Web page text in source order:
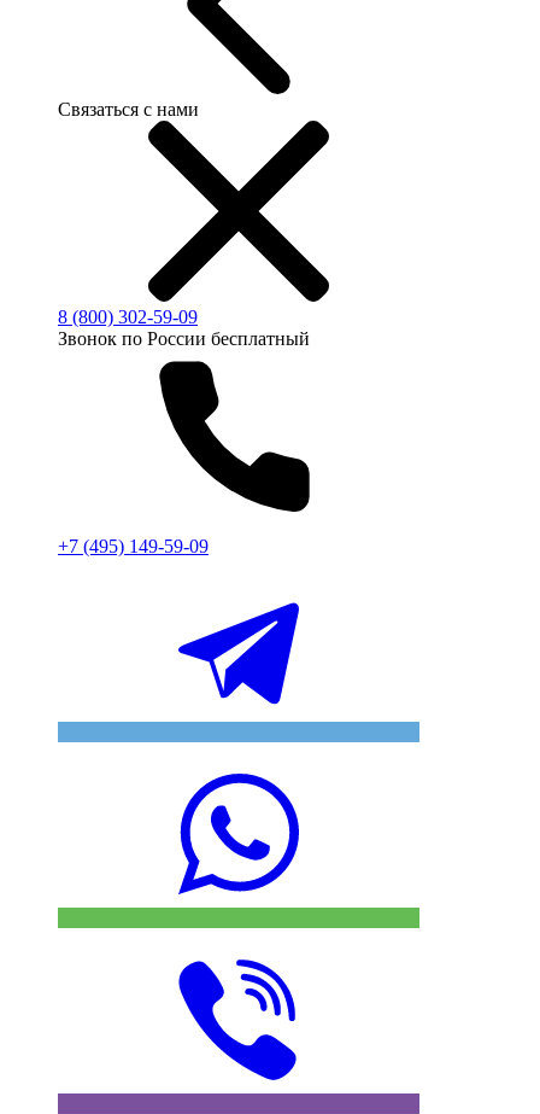
Связаться с нами
8 (800) 302-59-09
Звонок по России бесплатный
+7 (495) 149-59-09